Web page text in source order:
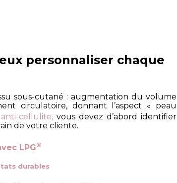
personnaliser chaque
sous-cutané : augmentation du volume
circulatoire, donnant l’aspect « peau
anti-cellulite,vous devez d’abord identifier
de votre cliente.
LPG®
durables